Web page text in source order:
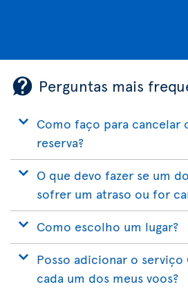
Perguntas mais
Como faço para cancelar
reserva?
O que devo fazer se um
sofrer um atraso ou for
Como escolho um lugar?
Posso adicionar o serviço
cada um dos meus voos?